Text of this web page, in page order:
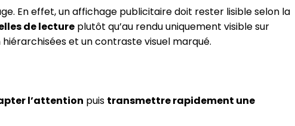
En effet, un affichage publicitaire doit rester lisible selon la
de lecture plutôt qu’au rendu uniquement visible sur
et un contraste visuel marqué.
l’attention puis transmettre rapidement une